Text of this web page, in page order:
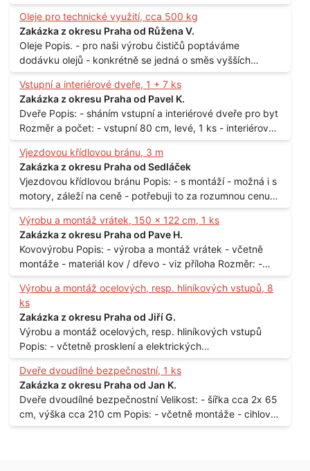
Oleje pro technické využití, cca 500 kg
Zakázka z okresu Praha od Růžena V.
Oleje Popis. - pro naši výrobu čističů poptáváme
dodávku olejů - konkrétně se jedná o směs vyšších
mastných kyselin s převahou olejové kyseliny - účelem je
technické využití - hustota při 20°C - cca 870 kg / m3
Balení: - po 190 kg v sudu Množství: - cca 500 kg - roční
spotřeba Lokalita: - Praha
Vstupní a interiérové dveře, 1 + 7 ks
Zakázka z okresu Praha od Pavel K.
Dveře Popis: - sháním vstupní a interiérové dveře pro byt
Rozměr a počet: - vstupní 80 cm, levé, 1 ks - interiérové
80 cm, levé, 2 ks - 80 cm, pravé, 3 ks - 60 cm, levé, 2 ks
Lokalita: - Praha 10
Vjezdovou křídlovou bránu, 3 m
Zakázka z okresu Praha od Sedláček
Vjezdovou křídlovou bránu Popis: - s montáží - možná i s
motory, záleží na ceně - potřebuji to za rozumnou cenu
Materiál: - ocel Množství: - 1 ks Velikost: - 3 m Lokalita: -
Praha
Výrobu a montáž vrátek, 150 x 122 cm, 1 ks
Zakázka z okresu Praha od Pave H.
Kovovýrobu Popis: - výroba a montáž vrátek - včetně
montáže - materiál kov / dřevo - viz příloha Rozměr: -
150 x 122 cm Lokalita: - Senohraby Nabídky na e-mail.
Výrobu a montáž ocelových, resp. hliníkových vstupů, 8
ks
Zakázka z okresu Praha od Jiří G.
Výrobu a montáž ocelových, resp. hliníkových vstupů
Popis: - včtetně prosklení a elektrických
samozamýkacích zámků pro panelový dům - jedná se o
vchodové dveře umístěné v zarámovaném a proskleném
portálu - předmětem dodávky bude i demontáž
stávajících a už nevyhovujících prosklených,
umělohmotných vstupů Množství: - 8 ks Lokalita: - 7, 9,
Dveře dvoudílné bezpečnostní, 1 ks
Zakázka z okresu Praha od Jan K.
Dveře dvoudílné bezpečnostní Velikost: - šířka cca 2x 65
cm, výška cca 210 cm Popis: - včetně montáže - cihlový
dům, 2. patro - vchod z chodby - rozměry bez zárubní